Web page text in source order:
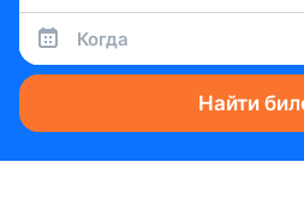
Когда
Найти